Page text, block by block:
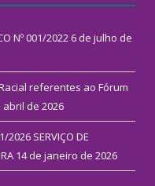
Nº 001/2022 6 de julho de
referentes ao Fórum
abril de 2026
2026 SERVIÇO DE
14 de janeiro de 2026